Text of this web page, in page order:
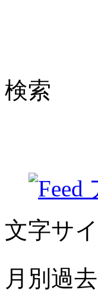
検索
文字サ
月別過